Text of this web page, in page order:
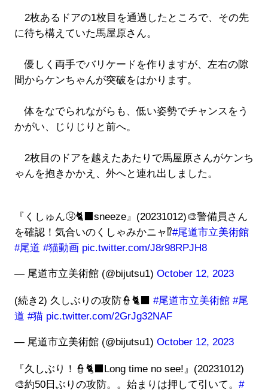
2枚あるドアの1枚目を通過したところで、その先
に待ち構えていた馬屋原さん。
優しく両手でバリケードを作りますが、左右の隙
間からケンちゃんが突破をはかります。
体をなでられながらも、低い姿勢でチャンスをう
かがい、じりじりと前へ。
2枚目のドアを越えたあたりで馬屋原さんがケンち
ゃんを抱きかかえ、外へと連れ出しました。
『くしゅん🤧🐈‍⬛sneeze』(20231012)🎨警備員さん
を確認！気合いのくしゃみかニャ⁉︎#尾道市立美術館
#尾道 #猫動画 pic.twitter.com/J8r98RPJH8
— 尾道市立美術館 (@bijutsu1) October 12, 2023
(続き2) 久しぶりの攻防👮🐈‍⬛ #尾道市立美術館 #尾
道 #猫 pic.twitter.com/2GrJg32NAF
— 尾道市立美術館 (@bijutsu1) October 12, 2023
『久しぶり！👮🐈‍⬛Long time no see!』(20231012)
🎨約50日ぶりの攻防。。始まりは押して引いて。 #